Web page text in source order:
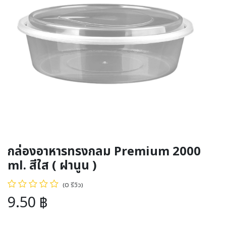
กล่องอาหารทรงกลม Premium 2000
ml. สีใส ( ฝานูน )
(0 รีวิว)
9.50 ฿